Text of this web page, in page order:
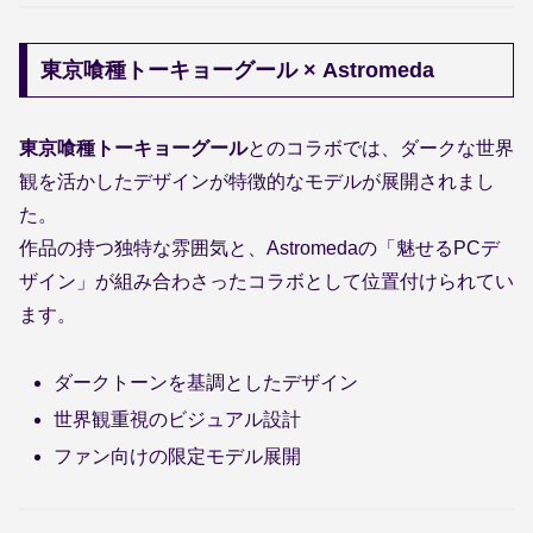
東京喰種トーキョーグール × Astromeda
東京喰種トーキョーグールとのコラボでは、ダークな世界
観を活かしたデザインが特徴的なモデルが展開されまし
た。
作品の持つ独特な雰囲気と、Astromedaの「魅せるPCデ
ザイン」が組み合わさったコラボとして位置付けられてい
ます。
ダークトーンを基調としたデザイン
世界観重視のビジュアル設計
ファン向けの限定モデル展開